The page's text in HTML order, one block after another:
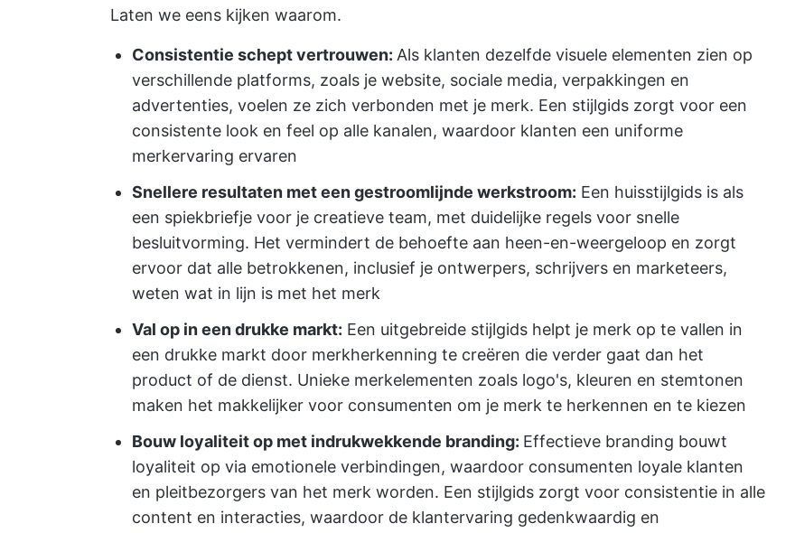
Laten we eens kijken waarom.
Consistentie schept vertrouwen: Als klanten dezelfde visuele elementen zien op
verschillende platforms, zoals je website, sociale media, verpakkingen en
advertenties, voelen ze zich verbonden met je merk. Een stijlgids zorgt voor een
consistente look en feel op alle kanalen, waardoor klanten een uniforme
merkervaring ervaren
Snellere resultaten met een gestroomlijnde werkstroom: Een huisstijlgids is als
een spiekbriefje voor je creatieve team, met duidelijke regels voor snelle
besluitvorming. Het vermindert de behoefte aan heen-en-weergeloop en zorgt
ervoor dat alle betrokkenen, inclusief je ontwerpers, schrijvers en marketeers,
weten wat in lijn is met het merk
Val op in een drukke markt: Een uitgebreide stijlgids helpt je merk op te vallen in
een drukke markt door merkherkenning te creëren die verder gaat dan het
product of de dienst. Unieke merkelementen zoals logo's, kleuren en stemtonen
maken het makkelijker voor consumenten om je merk te herkennen en te kiezen
Bouw loyaliteit op met indrukwekkende branding: Effectieve branding bouwt
loyaliteit op via emotionele verbindingen, waardoor consumenten loyale klanten
en pleitbezorgers van het merk worden. Een stijlgids zorgt voor consistentie in alle
content en interacties, waardoor de klantervaring gedenkwaardig en